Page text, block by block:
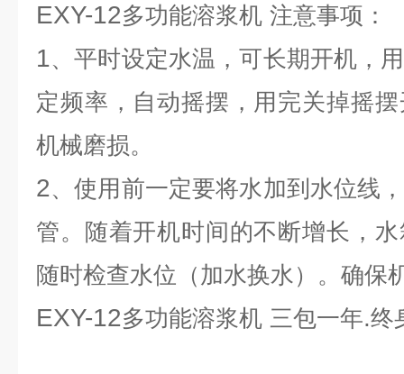
EXY-12多功能溶浆机 注意事项：
1、平时设定水温，可长期开机，
定频率，自动摇摆，用完关掉摇
机械磨损。
2、使用前一定要将水加到水位线
管。随着开机时间的不断增长，
随时检查水位（加水换水）。确保
EXY-12多功能溶浆机 三包一年.终